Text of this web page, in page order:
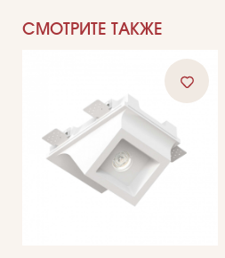
СМОТРИТЕ ТАКЖЕ
Политика конфиденциальности
+7 (905) 208-46-36
телефон для связи